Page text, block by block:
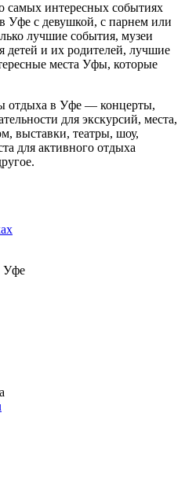
интересных событиях
Уфе с девушкой, с парнем или
лучшие события, музеи
и их родителей, лучшие
места Уфы, которые
отдыха в Уфе — концерты,
для экскурсий, места,
выставки, театры, шоу,
для активного отдыха
Уфе